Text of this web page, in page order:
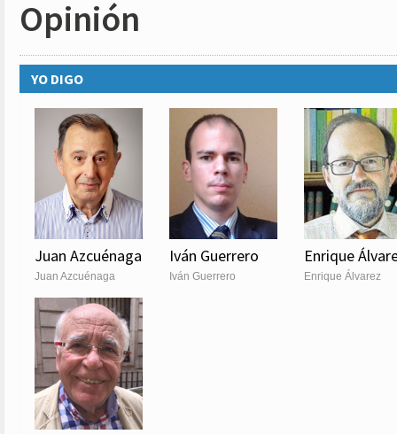
Opinión
YO DIGO
Juan Azcuénaga
Juan Azcuénaga
Iván Guerrero
Iván Guerrero
Enrique
Enrique Álvarez